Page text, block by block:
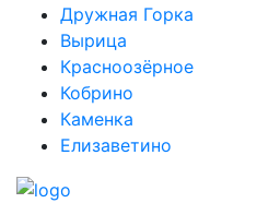
Дружная Горка
Вырица
Красноозёрное
Кобрино
Каменка
Елизаветино